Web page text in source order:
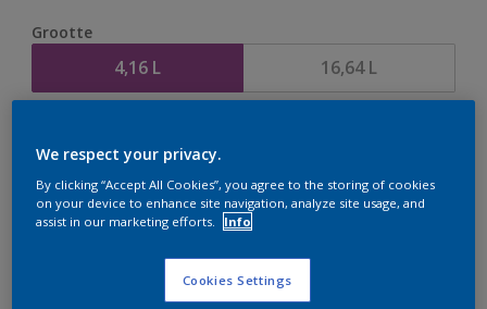
Grootte
4,16 L 16,64 L
te bestellen. Houd de website in de gaten, we werken
er hard aan om de voorraad aan te vullen.
We respect your privacy.
By clicking “Accept All Cookies”, you agree to the storing of cookies
on your device to enhance site navigation, analyze site usage, and
assist in our marketing efforts.
Info
Cookies Settings